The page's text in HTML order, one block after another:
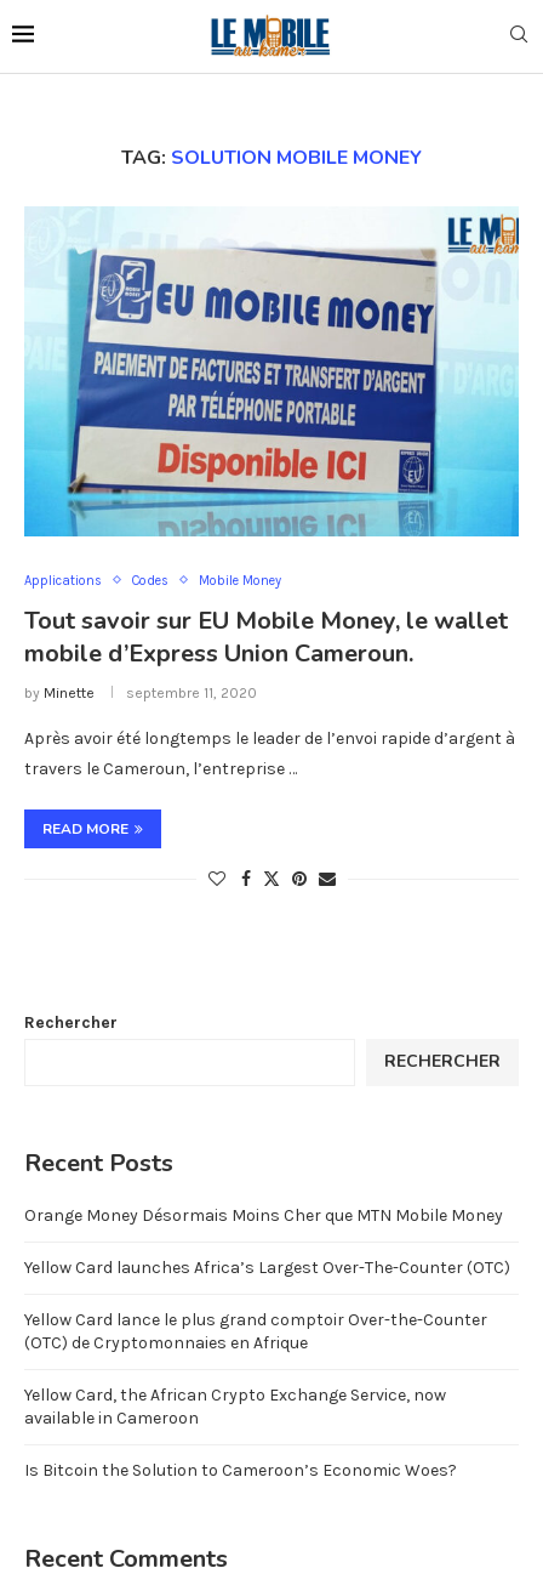
TAG: SOLUTION MOBILE MONEY
Applications Codes Mobile Money
Tout savoir sur EU Mobile Money, le wallet
mobile d’Express Union Cameroun.
by Minette septembre 11, 2020
Après avoir été longtemps le leader de l’envoi rapide d’argent à
travers le Cameroun, l’entreprise …
READ MORE
Rechercher
RECHERCHER
Recent Posts
Orange Money Désormais Moins Cher que MTN Mobile Money
Yellow Card launches Africa’s Largest Over-The-Counter (OTC)
Yellow Card lance le plus grand comptoir Over-the-Counter
(OTC) de Cryptomonnaies en Afrique
Yellow Card, the African Crypto Exchange Service, now
available in Cameroon
Is Bitcoin the Solution to Cameroon’s Economic Woes?
Recent Comments